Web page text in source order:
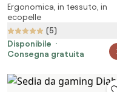
Gamer 2.0 Normal Size: Snow
white
Ergonomica, in tessuto, in
ecopelle
(5)
Disponibile
Consegna gratuita